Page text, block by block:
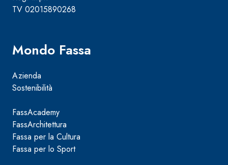
Sistema ISOLAMENTO TERMICO FASSATHERM
A 96 RESPHIRA
TV 02015890268
Mondo Fassa
Azienda
Sostenibilità
FassAcademy
FassArchitettura
Fassa per la Cultura
Fassa per lo Sport